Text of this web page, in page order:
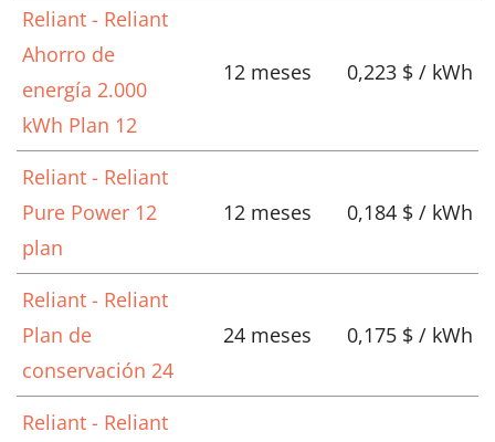
Reliant - Reliant
Ahorro de
energía 2.000
kWh Plan 12
12 meses 0,223 $ / kWh
Reliant - Reliant
Pure Power 12
plan
12 meses 0,184 $ / kWh
Reliant - Reliant
Plan de
conservación 24
24 meses 0,175 $ / kWh
Reliant - Reliant